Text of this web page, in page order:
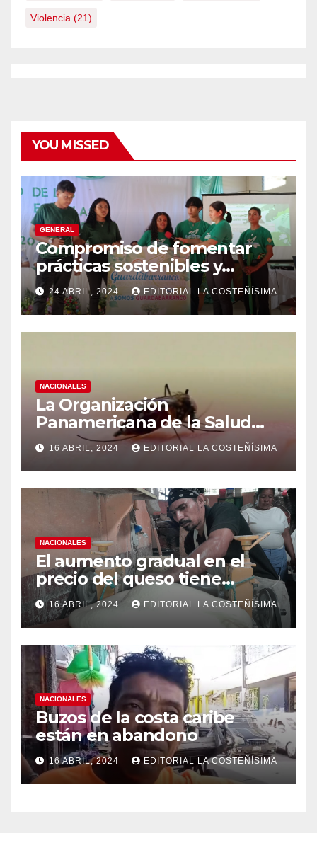
Violencia (21)
YOU MISSED
GENERAL
Compromiso de fomentar
prácticas sostenibles y
conciencia ecológica en las
instituciones educativas
24 ABRIL, 2024 EDITORIAL LA COSTEÑÍSIMA
NACIONALES
La Organización
Panamericana de la Salud
(OPS), recomienda reforzar
medidas ante el aumento de
casos de dengue
16 ABRIL, 2024 EDITORIAL LA COSTEÑÍSIMA
NACIONALES
El aumento gradual en el
precio del queso tiene
efectos a las Panaderias
16 ABRIL, 2024 EDITORIAL LA COSTEÑÍSIMA
NACIONALES
Buzos de la costa caribe
están en abandono
16 ABRIL, 2024 EDITORIAL LA COSTEÑÍSIMA